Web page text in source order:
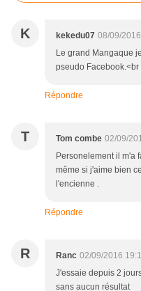
K kekedu07 08/09/
Le grand Mangaque
pseudo
Répondre
T Tom combe 02/09/
Personelement il m'a
même si j'aime bien
l'encienne .
Répondre
R Ranc 02/09/2016
J'essaie depuis 2
sans aucun résultat